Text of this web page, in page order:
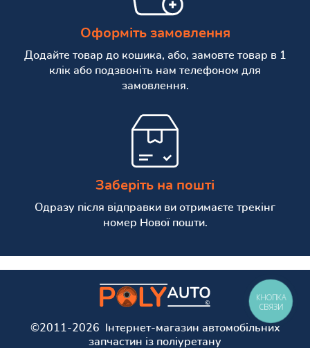
Оформіть замовлення
Додайте товар до кошика, або, замовте товар в 1
клік або подзвоніть нам телефоном для
замовлення.
Заберіть на пошті
Одразу після відправки ви отримаєте трекінг
номер Нової пошти.
©2011-2026 Інтернет-магазин автомобільних
запчастин із поліуретану
КНОПКА
СВЯЗИ